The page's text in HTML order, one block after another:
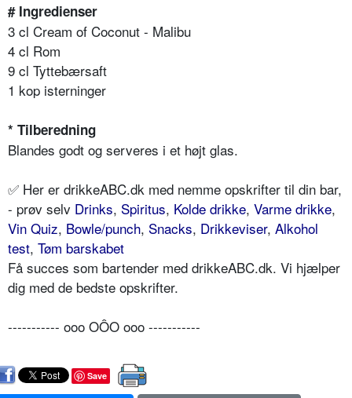
# Ingredienser
3 cl Cream of Coconut - Malibu
4 cl Rom
9 cl Tyttebærsaft
1 kop isterninger
* Tilberedning
Blandes godt og serveres i et højt glas.
✅ Her er drikkeABC.dk med nemme opskrifter til din bar,
- prøv selv Drinks, Spiritus, Kolde drikke, Varme drikke,
Vin Quiz, Bowle/punch, Snacks, Drikkeviser, Alkohol
test, Tøm barskabet
Få succes som bartender med drikkeABC.dk. Vi hjælper
dig med de bedste opskrifter.
----------- ooo OÔO ooo -----------
Save